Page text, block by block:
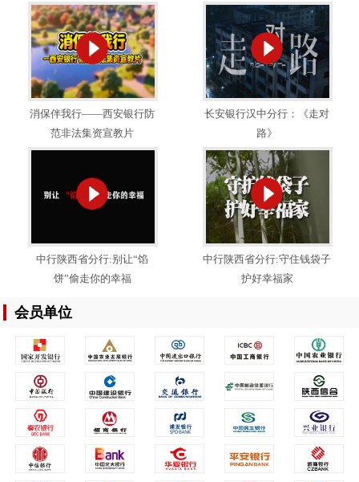
消保伴我行——西安银行防
范非法集资宣教片
长安银行汉中分行：《走对
路》
中行陕西省分行:别让“馅
饼”偷走你的幸福
中行陕西省分行:守住钱袋子
护好幸福家
会员单位